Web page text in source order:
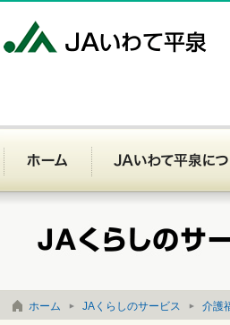
ホーム
お問い合わせサイトマップ
ホーム JAくらしのサービス 介護